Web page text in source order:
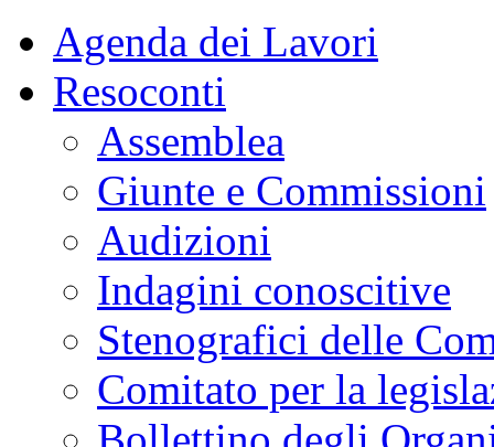
Agenda dei Lavori
Resoconti
Assemblea
Giunte e Commissioni
Audizioni
Indagini conoscitive
Stenografici delle
Comitato per la